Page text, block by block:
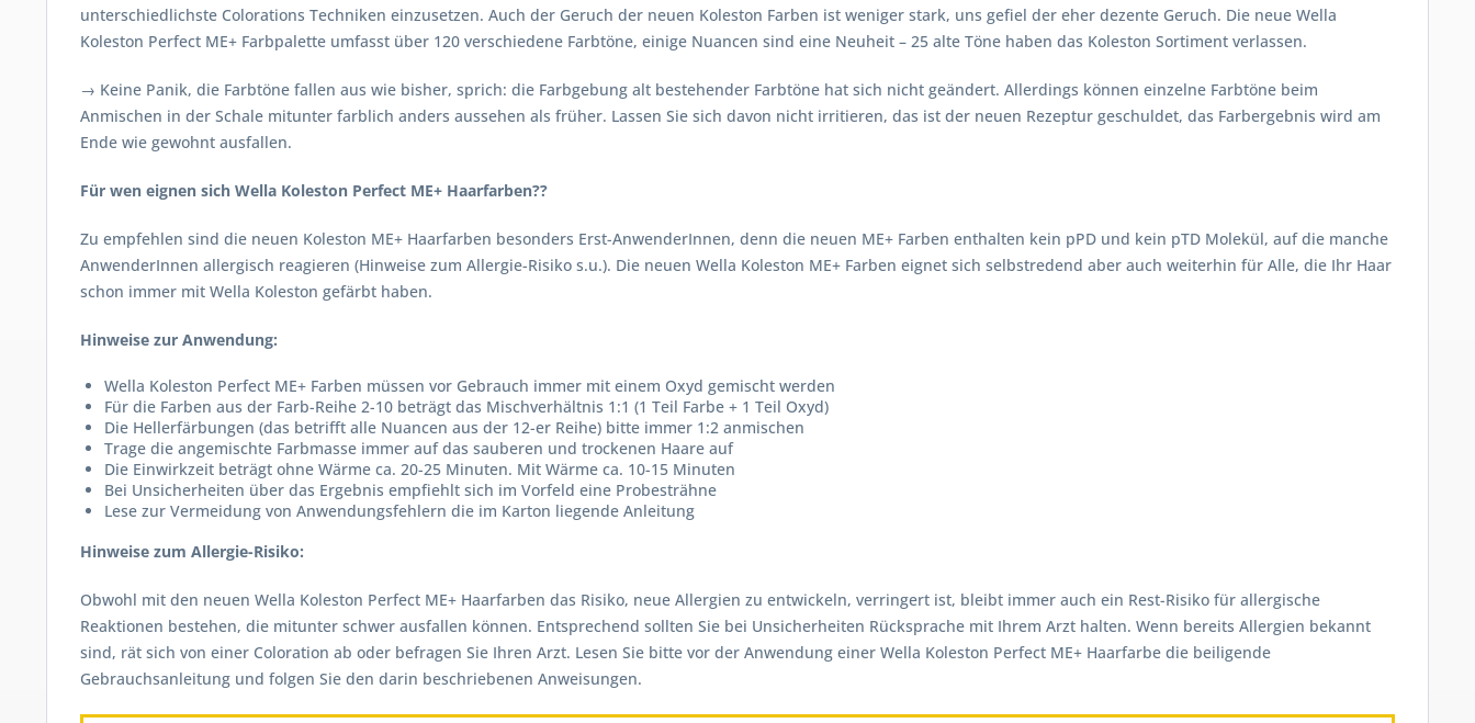
unterschiedlichste Colorations Techniken einzusetzen. Auch der Geruch der neuen Koleston Farben ist weniger stark, uns gefiel der eher dezente Geruch. Die neue Wella
Koleston Perfect ME+ Farbpalette umfasst über 120 verschiedene Farbtöne, einige Nuancen sind eine Neuheit – 25 alte Töne haben das Koleston Sortiment verlassen.
→ Keine Panik, die Farbtöne fallen aus wie bisher, sprich: die Farbgebung alt bestehender Farbtöne hat sich nicht geändert. Allerdings können einzelne Farbtöne beim
Anmischen in der Schale mitunter farblich anders aussehen als früher. Lassen Sie sich davon nicht irritieren, das ist der neuen Rezeptur geschuldet, das Farbergebnis wird am
Ende wie gewohnt ausfallen.
Für wen eignen sich Wella Koleston Perfect ME+ Haarfarben??
Zu empfehlen sind die neuen Koleston ME+ Haarfarben besonders Erst-AnwenderInnen, denn die neuen ME+ Farben enthalten kein pPD und kein pTD Molekül, auf die manche
AnwenderInnen allergisch reagieren (Hinweise zum Allergie-Risiko s.u.). Die neuen Wella Koleston ME+ Farben eignet sich selbstredend aber auch weiterhin für Alle, die Ihr Haar
schon immer mit Wella Koleston gefärbt haben.
Hinweise zur Anwendung:
Wella Koleston Perfect ME+ Farben müssen vor Gebrauch immer mit einem Oxyd gemischt werden
Für die Farben aus der Farb-Reihe 2-10 beträgt das Mischverhältnis 1:1 (1 Teil Farbe + 1 Teil Oxyd)
Die Hellerfärbungen (das betrifft alle Nuancen aus der 12-er Reihe) bitte immer 1:2 anmischen
Trage die angemischte Farbmasse immer auf das sauberen und trockenen Haare auf
Die Einwirkzeit beträgt ohne Wärme ca. 20-25 Minuten. Mit Wärme ca. 10-15 Minuten
Bei Unsicherheiten über das Ergebnis empfiehlt sich im Vorfeld eine Probesträhne
Lese zur Vermeidung von Anwendungsfehlern die im Karton liegende Anleitung
Hinweise zum Allergie-Risiko:
Obwohl mit den neuen Wella Koleston Perfect ME+ Haarfarben das Risiko, neue Allergien zu entwickeln, verringert ist, bleibt immer auch ein Rest-Risiko für allergische
Reaktionen bestehen, die mitunter schwer ausfallen können. Entsprechend sollten Sie bei Unsicherheiten Rücksprache mit Ihrem Arzt halten. Wenn bereits Allergien bekannt
sind, rät sich von einer Coloration ab oder befragen Sie Ihren Arzt. Lesen Sie bitte vor der Anwendung einer Wella Koleston Perfect ME+ Haarfarbe die beiligende
Gebrauchsanleitung und folgen Sie den darin beschriebenen Anweisungen.